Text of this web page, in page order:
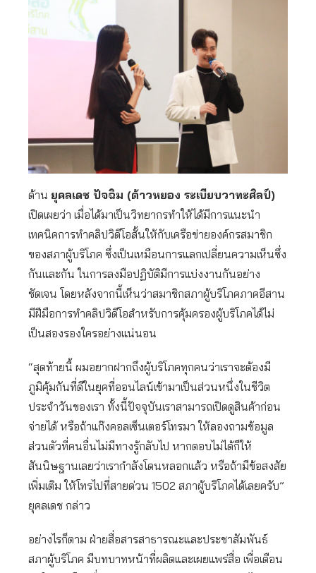
ด้าน ยุคลเดช ปัจฉิม (ต้าวหยอง ระเบียบวาทะศิลป์)
เปิดเผยว่า เมื่อได้มาเป็นวิทยากรทำให้ได้มีการแนะนำ
เทคนิคการทำคลิปวิดีโอสั้นให้กับเครือข่ายองค์กรสมาชิก
ของสภาผู้บริโภค ซึ่งเป็นเหมือนการแลกเปลี่ยนความเห็นซึ่ง
กันและกัน ในการลงมือปฏิบัติมีการแบ่งงานกันอย่าง
ชัดเจน โดยหลังจากนี้เห็นว่าสมาชิกสภาผู้บริโภคภาคอีสาน
มีฝีมือการทำคลิปวิดีโอสำหรับการคุ้มครองผู้บริโภคได้ไม่
เป็นสองรองใครอย่างแน่นอน
“สุดท้ายนี้ ผมอยากฝากถึงผู้บริโภคทุกคนว่าเราจะต้องมี
ภูมิคุ้มกันที่ดีในยุคที่ออนไลน์เข้ามาเป็นส่วนหนึ่งในชีวิต
ประจำวันของเรา ทั้งนี้ปัจจุบันเราสามารถเปิดดูสินค้าก่อน
จ่ายได้ หรือถ้าแก๊งคอลเซ็นเตอร์โทรมา ให้ลองถามข้อมูล
ส่วนตัวที่คนอื่นไม่มีทางรู้กลับไป หากตอบไม่ได้ก็ให้
สันนิษฐานเลยว่าเรากำลังโดนหลอกแล้ว หรือถ้ามีข้อสงสัย
เพิ่มเติม ให้โทรไปที่สายด่วน 1502 สภาผู้บริโภคได้เลยครับ”
ยุคลเดช กล่าว
อย่างไรก็ตาม ฝ่ายสื่อสารสาธารณะและประชาสัมพันธ์
สภาผู้บริโภค มีบทบาทหน้าที่ผลิตและเผยแพร่สื่อ เพื่อเตือน